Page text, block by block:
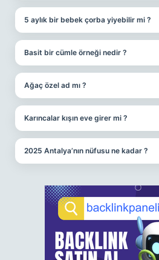
5 aylık bir bebek çorba yiyebilir mi ?
Basit bir cümle örneği nedir ?
Ağaç özel ad mı ?
Karıncalar kışın eve girer mi ?
2025 Antalya’nın nüfusu ne kadar ?